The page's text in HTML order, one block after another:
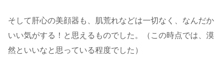
そして肝心の美顔器も、肌荒れなどは一切なく、なんだか
いい気がする！と思えるものでした。（この時点では、漠
然といいなと思っている程度でした）